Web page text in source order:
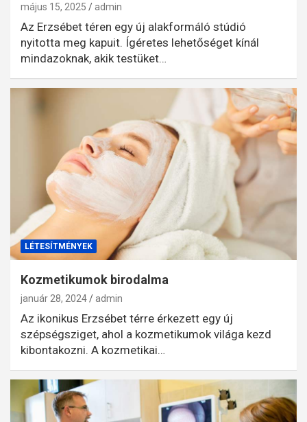
május 15, 2025 admin
Az Erzsébet téren egy új alakformáló stúdió
nyitotta meg kapuit. Ígéretes lehetőséget kínál
mindazoknak, akik testüket…
LÉTESÍTMÉNYEK
Kozmetikumok birodalma
január 28, 2024 admin
Az ikonikus Erzsébet térre érkezett egy új
szépségsziget, ahol a kozmetikumok világa kezd
kibontakozni. A kozmetikai…